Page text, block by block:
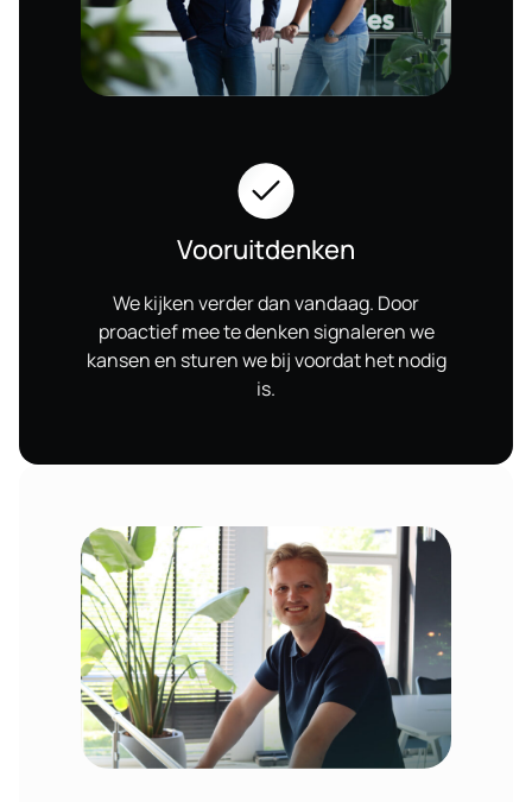
Vooruitdenken
We kijken verder dan vandaag. Door
proactief mee te denken signaleren we
kansen en sturen we bij voordat het nodig
is.